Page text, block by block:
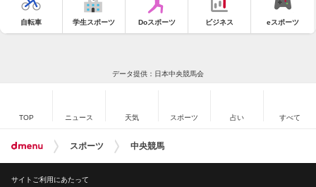
自転車 学生スポーツ Doスポーツ ビジネス eスポーツ
データ提供：日本中央競馬会
TOP ニュース 天気 スポーツ 占い すべて
スポーツ 中央競馬
サイトご利用にあたって